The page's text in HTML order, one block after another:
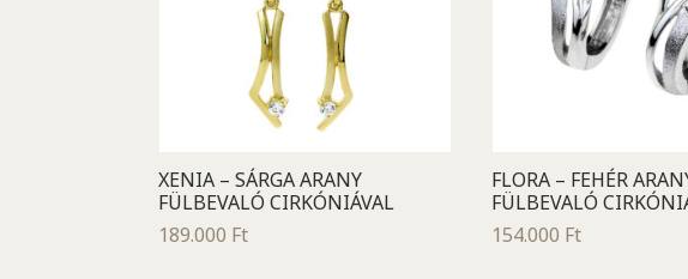
XENIA – SÁRGA ARANY
FÜLBEVALÓ CIRKÓNIÁVAL
189.000 Ft
FLORA – FEHÉR
FÜLBEVALÓ
154.000 Ft